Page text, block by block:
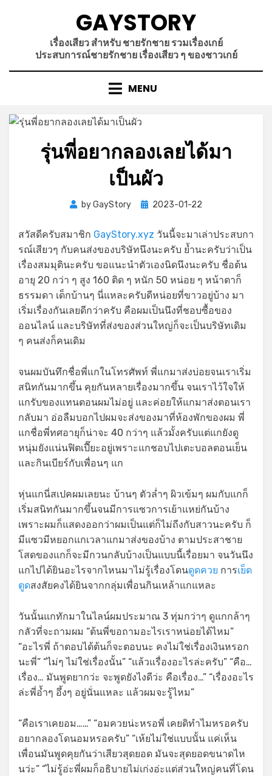
GAYSTORY
เรื่องเสียว สำหรับ ชายรักชาย รวมเรื่องเกย์
ประสบการณ์ชายรักชาย เรื่องเสียว ๆ ของชาวเกย์
MENU
รุ่นพี่อยากลองเลยได้มา
เป็นผัว
byGayStory
Posted
2023-01-22
สวัสดีครับสมาชิก GayStory.xyz วันนี้จะมาเล่าประสบกา
รณ์เสียวๆ กับคนส่งของบริษัทนึงนะครับ ย้ำนะครับว่าเป็น
เรื่องสมมุตินะครับ ขอแนะนำตัวเองนิดนึงนะครับ ชื่อต้น
อายุ 20 กว่า ๆ สูง 160 ติด ๆ หนัก 50 หน่อย ๆ หน้าตาก็
ธรรมดา เด็กบ้านๆ นี่แหละครับดีหน่อยที่ขาวอยู่บ้าง มา
เริ่มเรื่องกันเลยดีกว่าครับ คือผมเป็นนึงที่ชอบซื้อของ
ออนไลน์ และบริษัทที่ส่งของส่วนใหญ่ก็จะเป็นบริษัทเดิม
ๆ คนส่งก็คนเดิม
จนผมบันทึกชื่อพี่แกในโทรศัพท์ พี่แกมาส่งบ่อยจนเราเริ่ม
สนิทกันมากขึ้น คุยกันหลายเรื่องมากขึ้น จนเราไว้ใจให้
แกรับของแทนตอนผมไม่อยู่ และค่อยให้แกมาส่งตอนเรา
กลับมา อ่อลืมบอกไปผมจะส่งของมาที่ห้องพักของผม พี่
แกชื่อพี่ทศอายุก็น่าจะ 40 กว่าๆ แล้วมั้งครับแต่แกยังดู
หนุ่มยังแน่นฟิตเปี๊ยะอยู่เพราะแกชอบไปเตะบอลตอนเย็น
และกินเบียร์กับเพื่อนๆ แก
หุ่นแกนี่สเปคผมเลยนะ บ้านๆ ตัวล่ำๆ ผิวเข้มๆ ผมกับแกก็
เริ่มสนิทกันมากขึ้นจนมีการแซวการเย้าแหย่กันบ้าง
เพราะผมก็แสดงออกว่าผมเป็นแต่ก็ไม่ถีงกับสาวนะครับ ก็
มีแซวมีหยอกแกเวลาแกมาส่งของบ้าง ตามประสาชาย
โสดของแกก็จะมีกวนกลับบ้างเป็นแบบนี้เรื่อยมา จนวันนึง
แกไปได้ยินอะไรจากไหนมาไม่รู้เรื่องโดนดูดควย การเย็ด
ตูดสงสัยคงได้ยินจากกลุ่มเพื่อนกินเหล้าแกแหละ
วันนั้นแกทักมาในไลน์ผมประมาณ 3 ทุ่มกว่าๆ ดูแกกล้าๆ
กลัวที่จะถามผม “ต้นพี่ขอถามอะไรเราหน่อยได้ไหม”
“อะไรพี่ ถ้าตอบได้ต้นก็จะตอบนะ คงไม่ใช่เรื่องเงินหรอก
นะพี่” “ไม่ๆ ไม่ใช่เรื่องนั้น” “แล้วแรื่องอะไรล่ะครับ” “คือ…
เรื่อง… มันพูดยากว่ะ จะพูดยังไงดีว่ะ คือเรื่อง…” “เรื่องอะไร
ล่ะพี่อ้ำๆ อึ้งๆ อยู่นั่นแหละ แล้วผมจะรู้ไหม”
“คือเราเคยอม……” “อมควยน่ะหรอพี่ เคยดิทำไมหรอครับ
อยากลองโดนอมหรอครับ” “เห้ยไม่ใช่แบบนั้น แค่เห็น
เพื่อนมันพูดคุยกันว่าเสียวสุดยอด มันจะสุดยอดขนาดไห
นว่ะ” “ไม่รู้อ่ะพี่ผมก็อธิบายไม่เก่งอ่ะแต่ส่วนใหญ่คนที่โดน